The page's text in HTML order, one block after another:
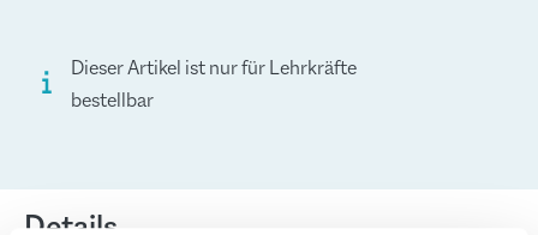
Dieser Artikel ist nur für Lehrkräfte
bestellbar
Details